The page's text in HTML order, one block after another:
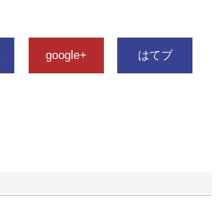
google+ はてブ